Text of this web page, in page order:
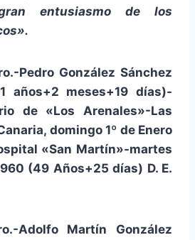
entusiasmo de los
Pedro González Sánchez
años+2 meses+19 días)-
de «Los Arenales»-Las
domingo 1º de Enero
«San Martín»-martes
(49 Años+25 días) D. E.
Adolfo Martín González